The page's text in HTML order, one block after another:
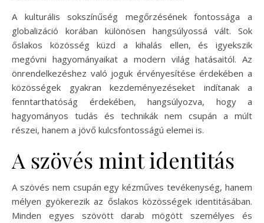
A kulturális sokszínűség megőrzésének fontossága a
globalizáció korában különösen hangsúlyossá vált. Sok
őslakos közösség küzd a kihalás ellen, és igyekszik
megóvni hagyományaikat a modern világ hatásaitól. Az
önrendelkezéshez való joguk érvényesítése érdekében a
közösségek gyakran kezdeményezéseket indítanak a
fenntarthatóság érdekében, hangsúlyozva, hogy a
hagyományos tudás és technikák nem csupán a múlt
részei, hanem a jövő kulcsfontosságú elemei is.
A szövés mint identitás
A szövés nem csupán egy kézműves tevékenység, hanem
mélyen gyökerezik az őslakos közösségek identitásában.
Minden egyes szövött darab mögött személyes és